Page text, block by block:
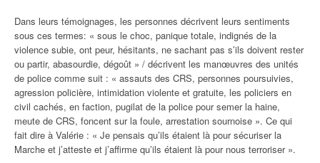
Dans leurs témoignages, les personnes décrivent leurs sentiments
sous ces termes: « sous le choc, panique totale, indignés de la
violence subie, ont peur, hésitants, ne sachant pas s’ils doivent rester
ou partir, abasourdie, dégoût » / décrivent les manœuvres des unités
de police comme suit : « assauts des CRS, personnes poursuivies,
agression policière, intimidation violente et gratuite, les policiers en
civil cachés, en faction, pugilat de la police pour semer la haine,
meute de CRS, foncent sur la foule, arrestation sournoise ». Ce qui
fait dire à Valérie : « Je pensais qu’ils étaient là pour sécuriser la
Marche et j’atteste et j’affirme qu’ils étaient là pour nous terroriser ».